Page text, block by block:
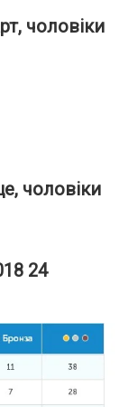
чоловіки
чоловіки
24